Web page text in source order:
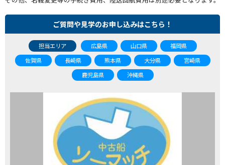
ご質問や見学のお申し込みはこちら！
担当エリア 広島県 山口県
福岡県
佐賀県
長崎県 熊本県 大分県
宮崎県
鹿児島県
沖縄県